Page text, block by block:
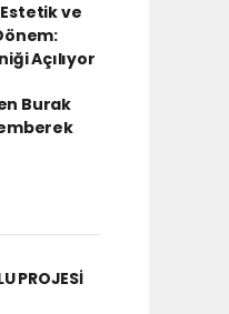
ve
Açılıyor
Burak
PROJESİ